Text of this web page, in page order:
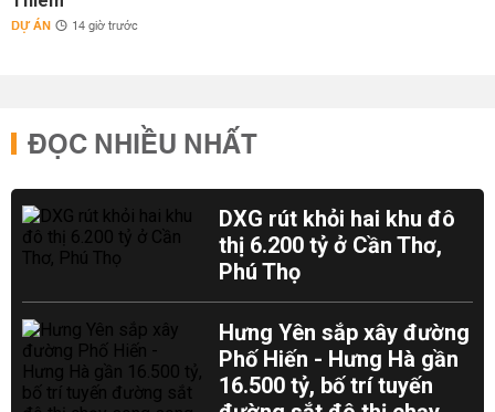
DỰ ÁN 14 giờ trước
ĐỌC NHIỀU NHẤT
DXG rút khỏi hai khu đô
thị 6.200 tỷ ở Cần Thơ,
Phú Thọ
Hưng Yên sắp xây đường
Phố Hiến - Hưng Hà gần
16.500 tỷ, bố trí tuyến